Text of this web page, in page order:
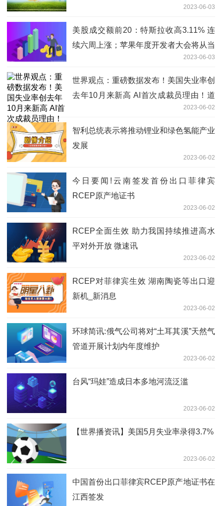
2023-06-03
美股成交额前20：特斯拉收高3.11% 连
续六周上涨；苹果年度开发者大会将从当
2023-06-03
世界观点：重磅数据发布！美国失业率创
去年10月来新高 AI首次成裁员理由！道
2023-06-02
智利总统表示将推动锂业和绿色氢能产业
发展
2023-06-02
今日要闻!云南签发首份出口菲律宾
RCEP原产地证书
2023-06-02
RCEP全面生效 助力我国持续推进高水
平对外开放 微速讯
2023-06-02
RCEP对菲律宾生效 湖南陶瓷等出口迎
新机_新消息
2023-06-02
环球简讯:俄气公司将对“土耳其溪”天然气
管道开展计划内年度维护
2023-06-02
台风“玛娃”造成日本多地河流泛滥
2023-06-02
【世界播资讯】美国5月失业率录得3.7%
2023-06-02
中国首份出口菲律宾RCEP原产地证书在
江西签发